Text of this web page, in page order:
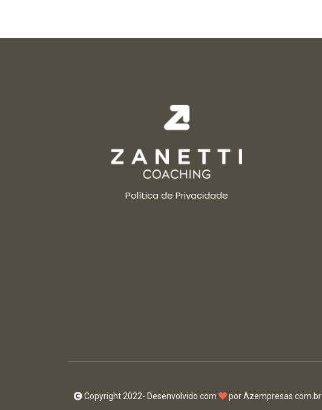
Política de Privacidade
Copyright 2022- Desenvolvido com porAzempresas.com.br